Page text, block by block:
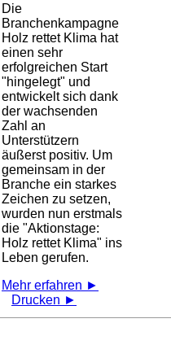
Die
Branchenkampagne
Holz rettet Klima hat
einen sehr
erfolgreichen Start
hingelegt
und
entwickelt sich dank
der wachsenden
Zahl an
Unterstützern
äußerst positiv. Um
gemeinsam in der
Branche ein starkes
Zeichen zu setzen,
wurden nun erstmals
die Aktionstage:
Holz rettet Klima
ins
Leben gerufen.
Mehr erfahren ►
Drucken ►